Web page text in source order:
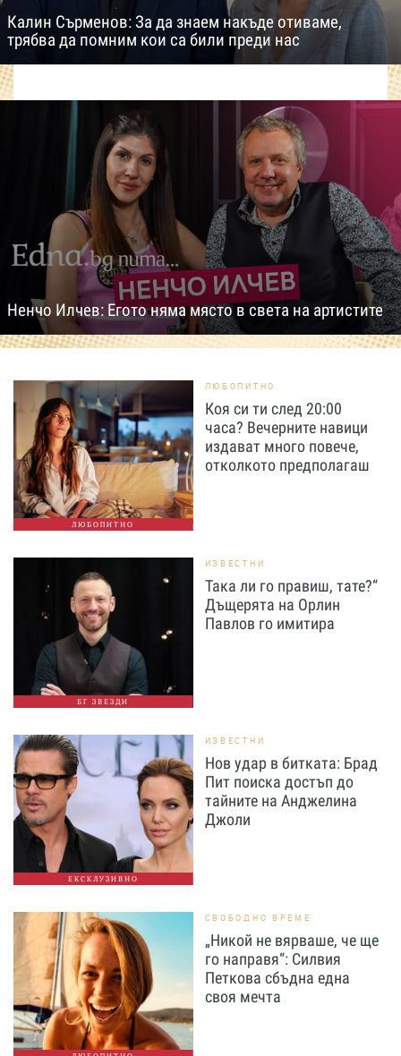
Калин Сърменов: За да знаем накъде отиваме,
трябва да помним кои са били преди нас
Ненчо Илчев: Егото няма място в света на артистите
ЛЮБОПИТНО
ЛЮБОПИТНО
Коя си ти след 20:00
часа? Вечерните навици
издават много повече,
отколкото предполагаш
БГ ЗВЕЗДИ
ИЗВЕСТНИ
Така ли го правиш, тате?“
Дъщерята на Орлин
Павлов го имитира
ЕКСКЛУЗИВНО
ИЗВЕСТНИ
Нов удар в битката: Брад
Пит поиска достъп до
тайните на Анджелина
Джоли
СВОБОДНО ВРЕМЕ
„Никой не вярваше, че ще
го направя“: Силвия
Петкова сбъдна една
своя мечта